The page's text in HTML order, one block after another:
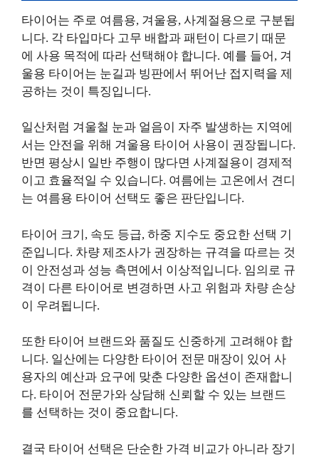
타이어는 주로 여름용, 겨울용, 사계절용으로 구분됩
니다. 각 타입마다 고무 배합과 패턴이 다르기 때문
에 사용 목적에 따라 선택해야 합니다. 예를 들어, 겨
울용 타이어는 눈길과 빙판에서 뛰어난 접지력을 제
공하는 것이 특징입니다.
일산처럼 겨울철 눈과 얼음이 자주 발생하는 지역에
서는 안전을 위해 겨울용 타이어 사용이 권장됩니다.
반면 평상시 일반 주행이 많다면 사계절용이 경제적
이고 효율적일 수 있습니다. 여름에는 고온에서 견디
는 여름용 타이어 선택도 좋은 판단입니다.
타이어 크기, 속도 등급, 하중 지수도 중요한 선택 기
준입니다. 차량 제조사가 권장하는 규격을 따르는 것
이 안전성과 성능 측면에서 이상적입니다. 임의로 규
격이 다른 타이어로 변경하면 사고 위험과 차량 손상
이 우려됩니다.
또한 타이어 브랜드와 품질도 신중하게 고려해야 합
니다. 일산에는 다양한 타이어 전문 매장이 있어 사
용자의 예산과 요구에 맞춘 다양한 옵션이 존재합니
다. 타이어 전문가와 상담해 신뢰할 수 있는 브랜드
를 선택하는 것이 중요합니다.
결국 타이어 선택은 단순한 가격 비교가 아니라 장기